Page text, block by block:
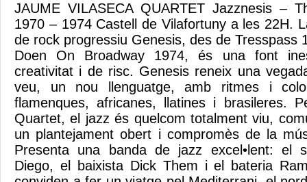
JAUME VILASECA QUARTET Jazznesis –
1970 – 1974 Castell de Vilafortuny a les 22H.
de rock progressiu Genesis, des de Tresspass
Doen On Broadway 1974, és una font
creativitat i de risc. Genesis reneix una
veu, un nou llenguatge, amb ritmes i
flamenques, africanes, llatines i brasileres.
Quartet, el jazz és quelcom totalment viu,
un plantejament obert i compromès de la
Presenta una banda de jazz excel•lent: el
Diego, el baixista Dick Them i el bateria